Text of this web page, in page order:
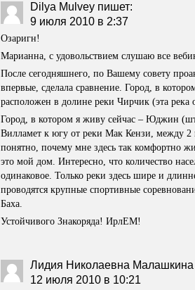
Dilya Mulvey пишет:
9 июля 2010 в 2:37
Озаригн!
Марианна, с удовольствием слушаю все
После сегодняшнего, по Вашему совету
впервые, сделала сравнение. Город, в
расположен в долине реки Чирчик (эта река
Город, в котором я живу сейчас – Юджин
Вилламет к югу от реки Мак Кензи, между
понятно, почему мне здесь так комфортно
это мой дом. Интересно, что количество
одинаковое. Только реки здесь шире и
проводятся крупные спортивные
Баха.
Устойчивого Знакоряда! ИрлЕМ!
Лидия Николаевна Малашкина
12 июля 2010 в 10:21